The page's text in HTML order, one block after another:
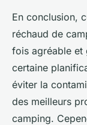
En conclusion,
réchaud de
fois agréable et
certaine
éviter la
des meilleurs
camping.